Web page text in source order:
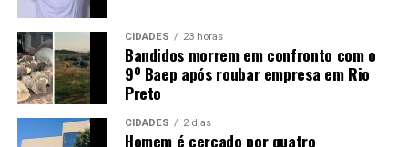
CIDADES 23 horas
Bandidos morrem em confronto com o
9º Baep após roubar empresa em Rio
Preto
CIDADES 2 dias
Homem é cercado por quatro